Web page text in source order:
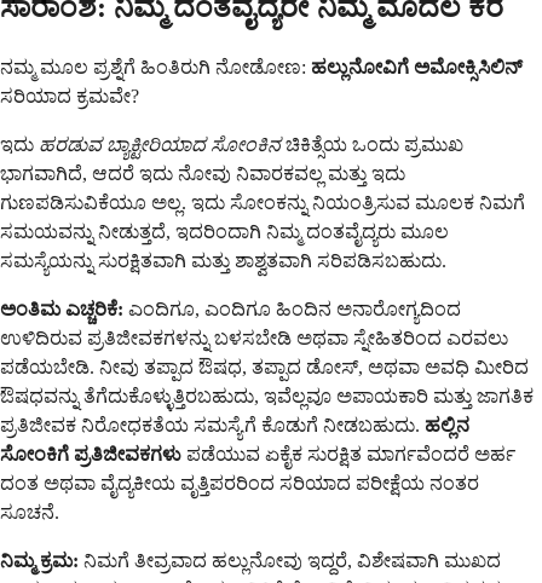
ಸಾರಾಂಶ: ನಿಮ್ಮ ದಂತವೈದ್ಯರೇ ನಿಮ್ಮ ಮೊದಲ ಕರೆ
ನಮ್ಮ ಮೂಲ ಪ್ರಶ್ನೆಗೆ ಹಿಂತಿರುಗಿ ನೋಡೋಣ: ಹಲ್ಲುನೋವಿಗೆ ಅಮೋಕ್ಸಿಸಿಲಿನ್
ಸರಿಯಾದ ಕ್ರಮವೇ?
ಇದು ಹರಡುವ ಬ್ಯಾಕ್ಟೀರಿಯಾದ ಸೋಂಕಿನಚಿಕಿತ್ಸೆಯ ಒಂದು ಪ್ರಮುಖ
ಭಾಗವಾಗಿದೆ, ಆದರೆ ಇದು ನೋವು ನಿವಾರಕವಲ್ಲ ಮತ್ತು ಇದು
ಗುಣಪಡಿಸುವಿಕೆಯೂ ಅಲ್ಲ. ಇದು ಸೋಂಕನ್ನು ನಿಯಂತ್ರಿಸುವ ಮೂಲಕ ನಿಮಗೆ
ಸಮಯವನ್ನು ನೀಡುತ್ತದೆ, ಇದರಿಂದಾಗಿ ನಿಮ್ಮ ದಂತವೈದ್ಯರು ಮೂಲ
ಸಮಸ್ಯೆಯನ್ನು ಸುರಕ್ಷಿತವಾಗಿ ಮತ್ತು ಶಾಶ್ವತವಾಗಿ ಸರಿಪಡಿಸಬಹುದು.
ಅಂತಿಮ ಎಚ್ಚರಿಕೆ: ಎಂದಿಗೂ, ಎಂದಿಗೂ ಹಿಂದಿನ ಅನಾರೋಗ್ಯದಿಂದ
ಉಳಿದಿರುವ ಪ್ರತಿಜೀವಕಗಳನ್ನು ಬಳಸಬೇಡಿ ಅಥವಾ ಸ್ನೇಹಿತರಿಂದ ಎರವಲು
ಪಡೆಯಬೇಡಿ. ನೀವು ತಪ್ಪಾದ ಔಷಧ, ತಪ್ಪಾದ ಡೋಸ್, ಅಥವಾ ಅವಧಿ ಮೀರಿದ
ಔಷಧವನ್ನು ತೆಗೆದುಕೊಳ್ಳುತ್ತಿರಬಹುದು, ಇವೆಲ್ಲವೂ ಅಪಾಯಕಾರಿ ಮತ್ತು ಜಾಗತಿಕ
ಪ್ರತಿಜೀವಕ ನಿರೋಧಕತೆಯ ಸಮಸ್ಯೆಗೆ ಕೊಡುಗೆ ನೀಡಬಹುದು. ಹಲ್ಲಿನ
ಸೋಂಕಿಗೆ ಪ್ರತಿಜೀವಕಗಳು ಪಡೆಯುವ ಏಕೈಕ ಸುರಕ್ಷಿತ ಮಾರ್ಗವೆಂದರೆ ಅರ್ಹ
ದಂತ ಅಥವಾ ವೈದ್ಯಕೀಯ ವೃತ್ತಿಪರರಿಂದ ಸರಿಯಾದ ಪರೀಕ್ಷೆಯ ನಂತರ
ಸೂಚನೆ.
ನಿಮ್ಮ ಕ್ರಮ: ನಿಮಗೆ ತೀವ್ರವಾದ ಹಲ್ಲುನೋವು ಇದ್ದರೆ, ವಿಶೇಷವಾಗಿ ಮುಖದ